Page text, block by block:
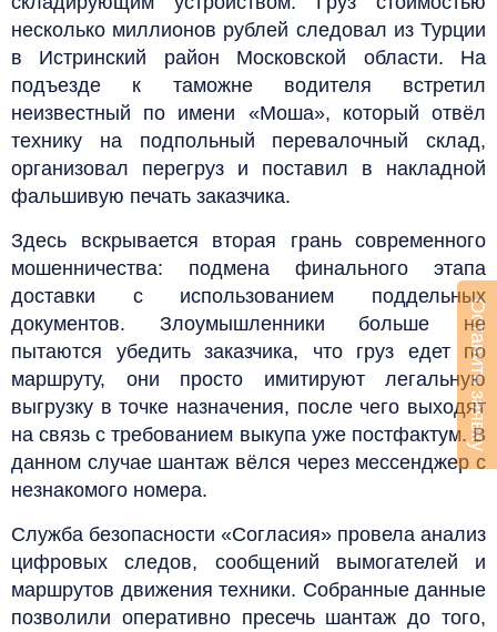
несколько миллионов рублей следовал из Турции
в Истринский район Московской области. На
подъезде к таможне водителя встретил
неизвестный по имени «Моша», который отвёл
технику на подпольный перевалочный склад,
организовал перегруз и поставил в накладной
фальшивую печать заказчика.
Здесь вскрывается вторая грань современного
мошенничества: подмена финального этапа
доставки с использованием поддельных
документов. Злоумышленники больше не
пытаются убедить заказчика, что груз едет по
маршруту, они просто имитируют легальную
выгрузку в точке назначения, после чего выходят
на связь с требованием выкупа уже постфактум. В
данном случае шантаж вёлся через мессенджер с
незнакомого номера.
Служба безопасности «Согласия» провела анализ
цифровых следов, сообщений вымогателей и
маршрутов движения техники. Собранные данные
позволили оперативно пресечь шантаж до того,
Оставить заявку